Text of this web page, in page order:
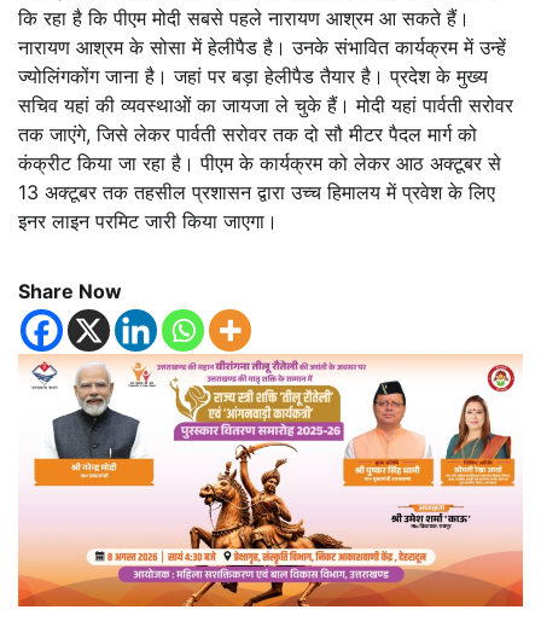
कि रहा है कि पीएम मोदी सबसे पहले नारायण आश्रम आ सकते हैं।
नारायण आश्रम के सोसा में हेलीपैड है। उनके संभावित कार्यक्रम में उन्हें
ज्योलिंगकोंग जाना है। जहां पर बड़ा हेलीपैड तैयार है। प्रदेश के मुख्य
सचिव यहां की व्यवस्थाओं का जायजा ले चुके हैं। मोदी यहां पार्वती सरोवर
तक जाएंगे, जिसे लेकर पार्वती सरोवर तक दो सौ मीटर पैदल मार्ग को
कंक्रीट किया जा रहा है। पीएम के कार्यक्रम को लेकर आठ अक्टूबर से
13 अक्टूबर तक तहसील प्रशासन द्वारा उच्च हिमालय में प्रवेश के लिए
इनर लाइन परमिट जारी किया जाएगा।
Share Now